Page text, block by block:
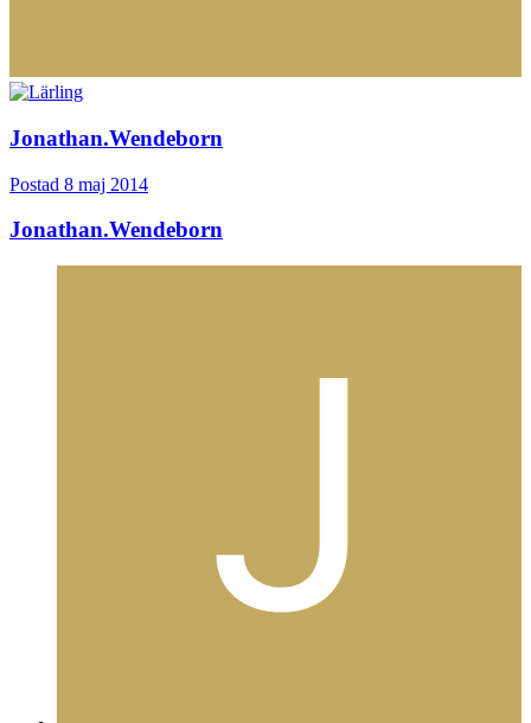
Jonathan.Wendeborn
Postad 8 maj 2014
Jonathan.Wendeborn